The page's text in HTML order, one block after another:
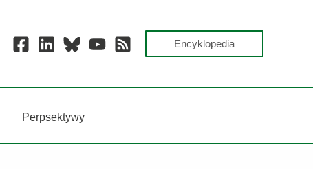
Encyklopedia
Perpsektywy